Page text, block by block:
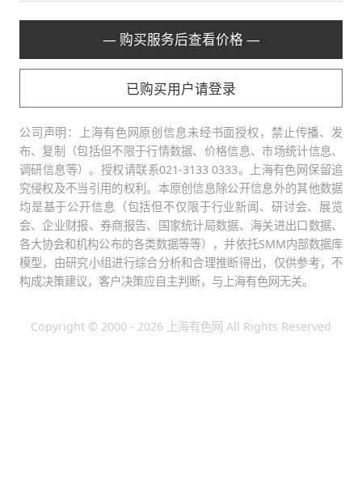
— 购买服务后查看价格 —
已购买用户请登录
公司声明：上海有色网原创信息未经书面授权，禁止传播、发
布、复制（包括但不限于行情数据、价格信息、市场统计信息、
调研信息等）。授权请联系021-3133 0333。上海有色网保留追
究侵权及不当引用的权利。本原创信息除公开信息外的其他数据
均是基于公开信息（包括但不仅限于行业新闻、研讨会、展览
会、企业财报、券商报告、国家统计局数据、海关进出口数据、
各大协会和机构公布的各类数据等等），并依托SMM内部数据库
模型，由研究小组进行综合分析和合理推断得出，仅供参考，不
构成决策建议，客户决策应自主判断，与上海有色网无关。
Copyright © 2000 - 2026 上海有色网 All Rights Reserved